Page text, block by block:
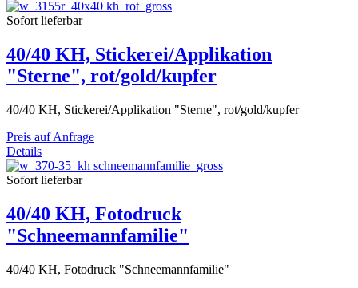
Sofort lieferbar
40/40 KH, Stickerei/Applikation
"Sterne", rot/gold/kupfer
40/40 KH, Stickerei/Applikation "Sterne", rot/gold/kupfer
Preis auf Anfrage
Details
Sofort lieferbar
40/40 KH, Fotodruck
"Schneemannfamilie"
40/40 KH, Fotodruck "Schneemannfamilie"